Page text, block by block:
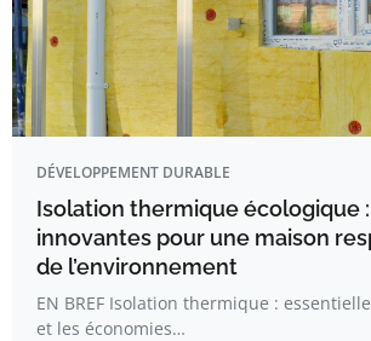
DÉVELOPPEMENT DURABLE
Isolation thermique écologique
innovantes pour une maison
de l’environnement
EN BREF Isolation thermique :
et les économies…